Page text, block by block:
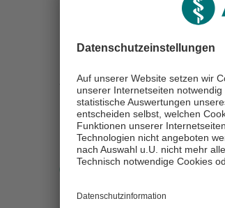
Bewegungstherapie
Körperliche Aktivität
Wohlbefinden der
des Therapiekonzeptes.
Positive Effekte einer
Blutfettwerte werden
abgebaut